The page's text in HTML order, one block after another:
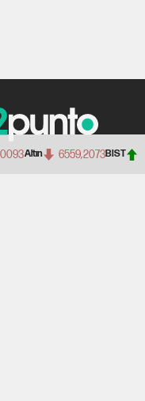
Altın 6559,2073BIST